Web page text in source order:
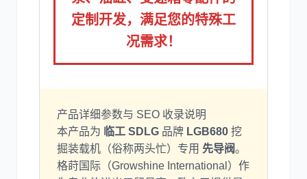
利勃海尔 凯斯
山猫
定制开发，满足您的特殊工
况需求！
产品详细参数与 SEO 收录说明
本产品为 临工 SDLG 品牌 LGB680 挖
掘装载机（俗称两头忙）专用 先导阀。
格莳国际（Growshine International）作